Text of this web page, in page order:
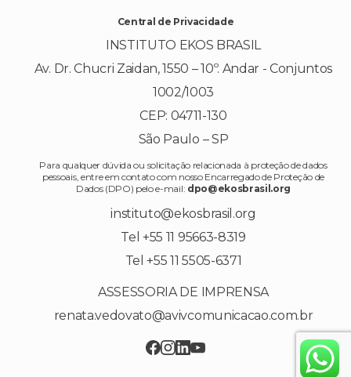
Central de Privacidade
INSTITUTO EKOS BRASIL
Av. Dr. Chucri Zaidan, 1550 – 10º. Andar - Conjuntos
1002/1003
CEP: 04711-130
São Paulo – SP
Para qualquer dúvida ou solicitação relacionada à proteção de dados
pessoais, entre em contato com nosso Encarregado de Proteção de
Dados (DPO) pelo e-mail: dpo@ekosbrasil.org
instituto@ekosbrasil.org
Tel +55 11 95663-8319
Tel +55 11 5505-6371
ASSESSORIA DE IMPRENSA
renata.vedovato@avivcomunicacao.com.br